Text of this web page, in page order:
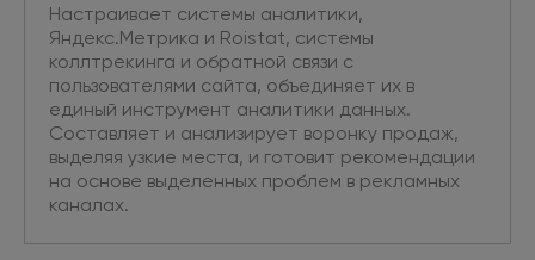
Настраивает системы аналитики,
Яндекс.Метрика и Roistat, системы
коллтрекинга и обратной связи с
пользователями сайта, объединяет их в
единый инструмент аналитики данных.
Составляет и анализирует воронку продаж,
выделяя узкие места, и готовит рекомендации
на основе выделенных проблем в рекламных
каналах.